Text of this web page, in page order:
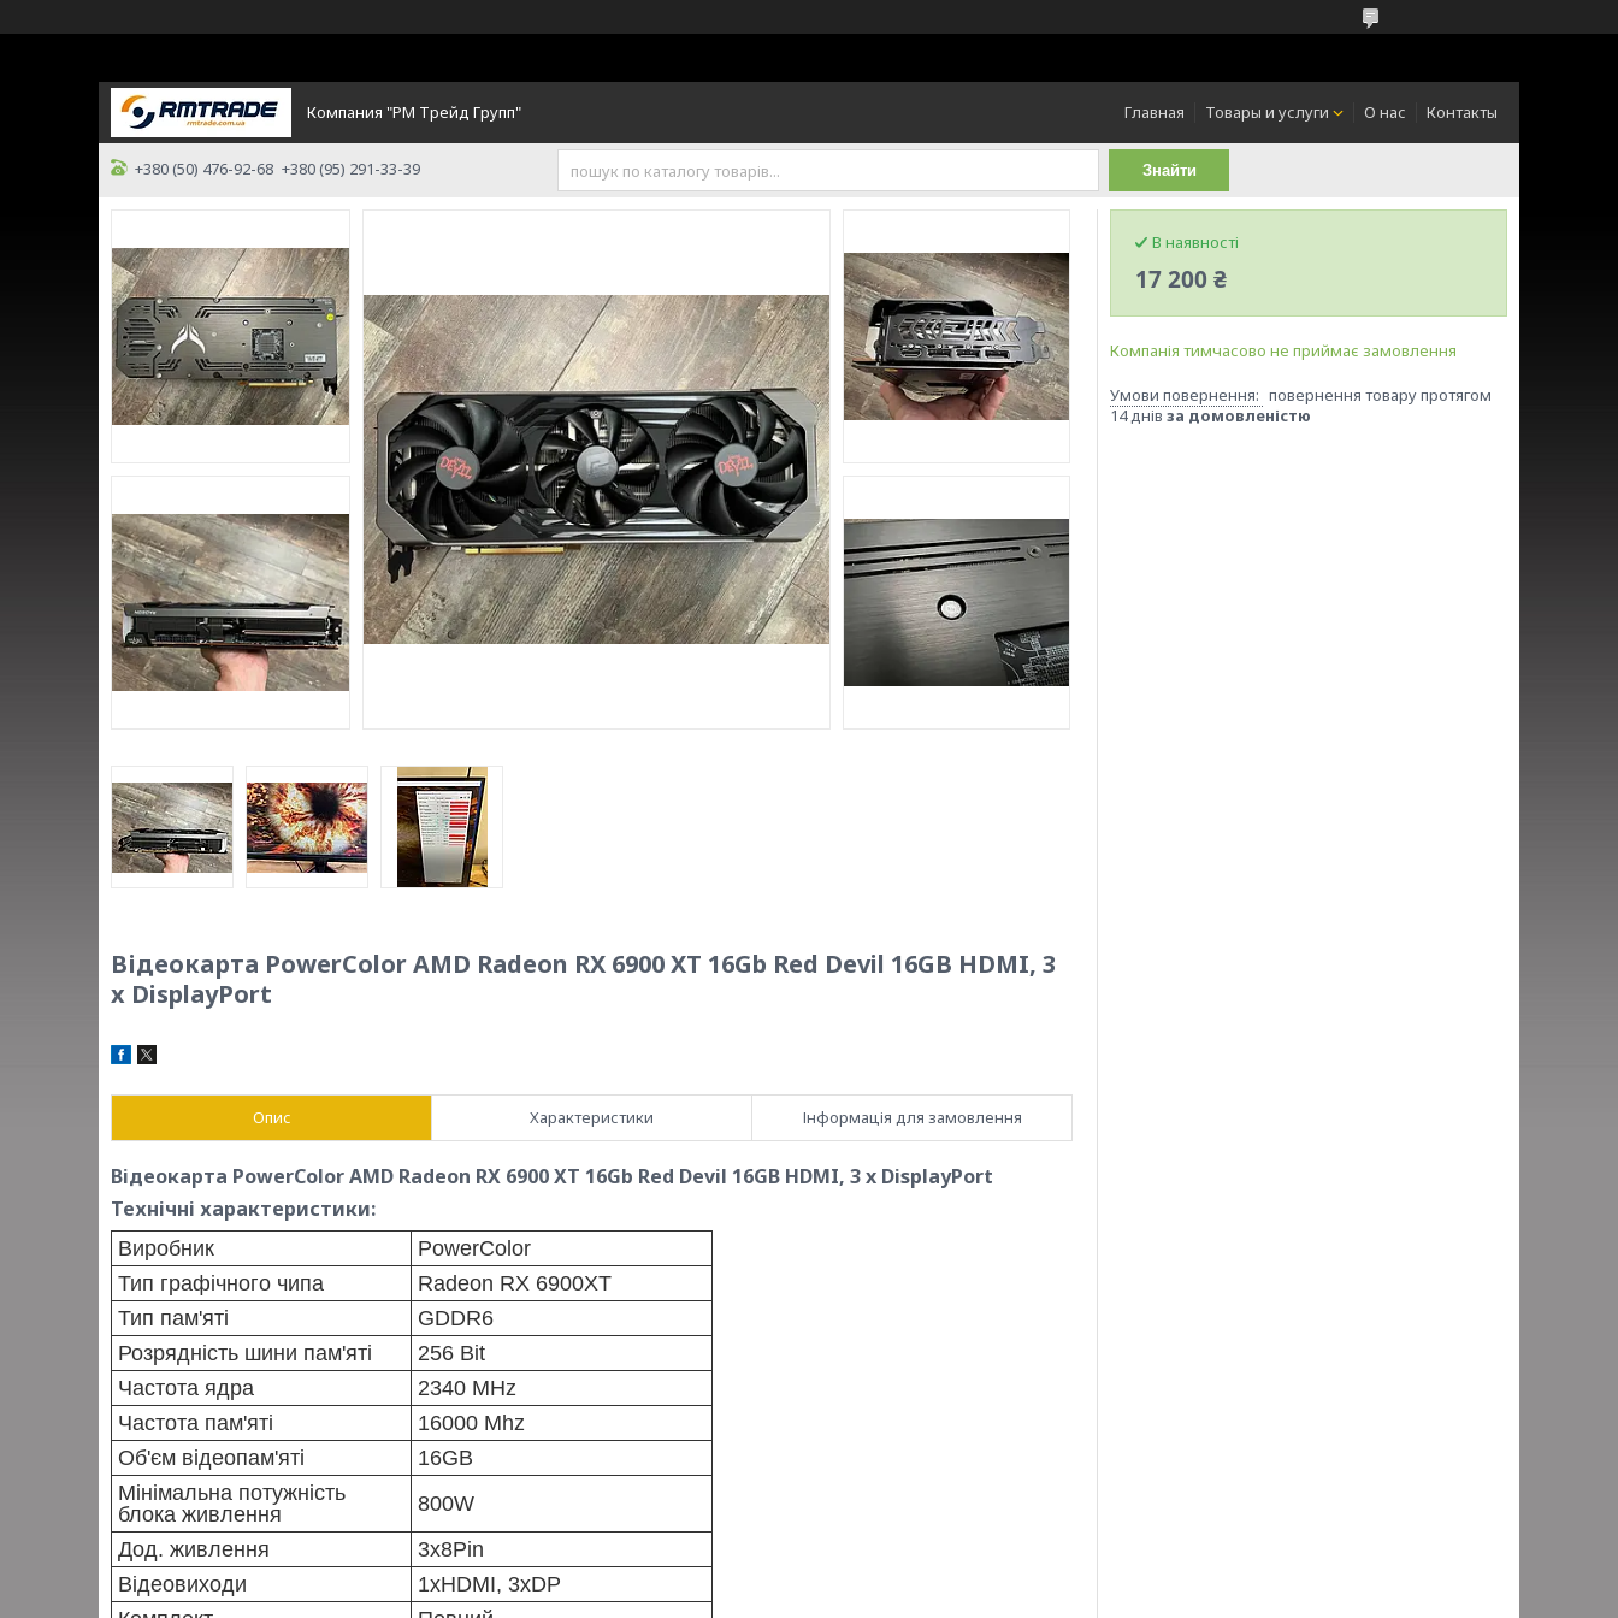
Компания "РМ Трейд Групп" Главная Товары и услуги О нас Контакты
+380 (50) 476-92-68 +380 (95) 291-33-39 Знайти
Відеокарта PowerColor AMD Radeon RX 6900 XT 16Gb Red Devil 16GB HDMI, 3
x DisplayPort
Опис Характеристики Інформація для замовлення
Відеокарта PowerColor AMD Radeon RX 6900 XT 16Gb Red Devil 16GB HDMI, 3 x DisplayPort
Технічні характеристики:
Виробник
PowerColor
Тип графічного чипа
Radeon RX 6900XT
Тип пам'яті
GDDR6
Розрядність шини пам'яті
256 Bit
Частота ядра
2340 MHz
Частота пам'яті
16000 Mhz
Об'єм відеопам'яті
16GB
Мінімальна потужність
блока живлення
800W
Дод. живлення
3x8Pin
Відеовиходи
1xHDMI, 3xDP
В наявності
17 200 ₴
Компанія тимчасово не приймає замовлення
повернення товару протягом
14 днів за домовленістю